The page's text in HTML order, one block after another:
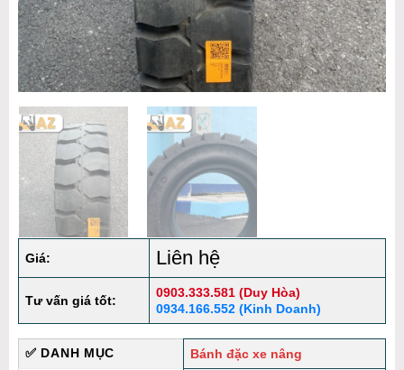
Giá: Liên hệ
Tư vấn giá tốt:
0903.333.581 (Duy Hòa)
0934.166.552 (Kinh Doanh)
✅ DANH MỤC
Bánh đặc xe nâng